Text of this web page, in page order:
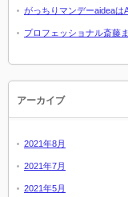
がっちりマンデーaideaは
プロフェッショナル斎藤
アーカイブ
2021年8月
2021年7月
2021年5月